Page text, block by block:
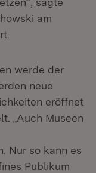
am
werde der
neue
eröffnet
„Auch Museen
Nur so kann es
Publikum